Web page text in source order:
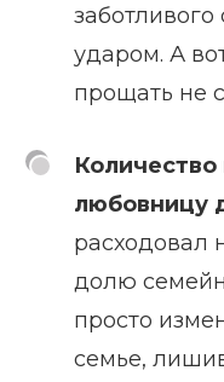
ударом. А
прощать не
любовницу
расходовал
долю
просто
семье,